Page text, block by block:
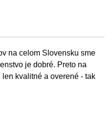
na celom Slovensku sme
je dobré. Preto na
kvalitné a overené - tak